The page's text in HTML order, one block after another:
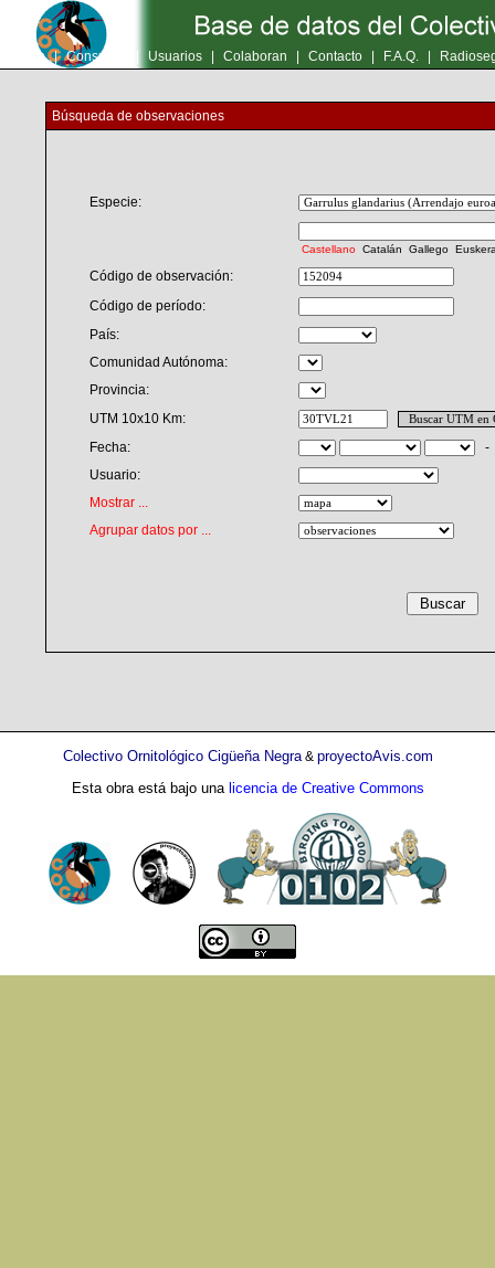
Inicio | Consultas Usuarios Colaboran Contacto F.A.Q.
Búsqueda de observaciones
Especie:
Castellano Catalán Gallego
Código de observación:
Código de período:
País:
Comunidad Autónoma:
Provincia:
UTM 10x10 Km:
Fecha:
Usuario:
Mostrar ...
Agrupar datos por ...
Colectivo Ornitológico Cigüeña Negra& proyectoAvis.com
Esta obra está bajo una licencia de Creative Commons